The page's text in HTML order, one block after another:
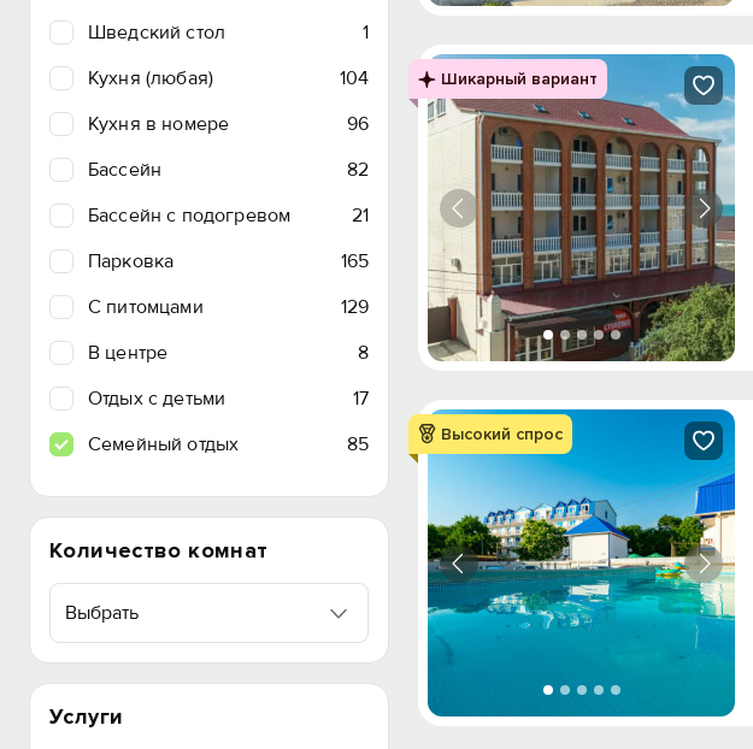
Шведский стол
1
Кухня (любая)
104
Кухня в номере
96
Бассейн
82
Бассейн с подогревом
21
Парковка
165
C питомцами
129
В центре
8
Отдых с детьми
17
Семейный отдых
85
Количество комнат
Выбрать
Услуги
Шикарный вариант
Высокий спрос